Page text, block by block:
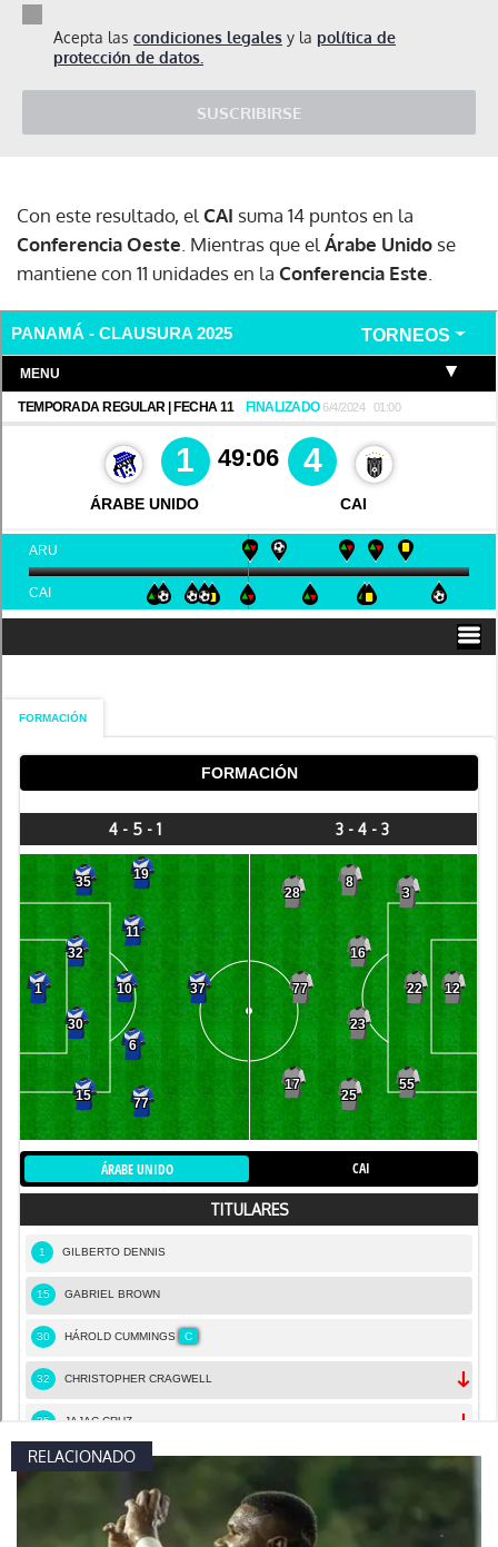
Acepta las condiciones legales y la política de
protección de datos.
SUSCRIBIRSE
Con este resultado, el CAI suma 14 puntos en la
Conferencia Oeste . Mientras que el Árabe Unido se
mantiene con 11 unidades en la Conferencia Este
RELACIONADO